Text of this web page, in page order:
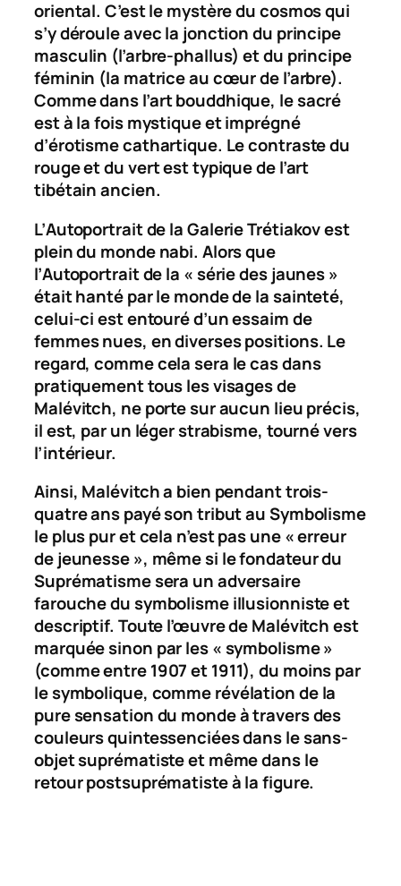
oriental. C’est le mystère du cosmos qui
s’y déroule avec la jonction du principe
masculin (l’arbre-phallus) et du principe
féminin (la matrice au cœur de l’arbre).
Comme dans l’art bouddhique, le sacré
est à la fois mystique et imprégné
d’érotisme cathartique. Le contraste du
rouge et du vert est typique de l’art
tibétain ancien.
L’Autoportraitde la Galerie Trétiakov est
plein du monde nabi. Alors que
l’Autoportraitde la « série des jaunes »
était hanté par le monde de la sainteté,
celui-ci est entouré d’un essaim de
femmes nues, en diverses positions. Le
regard, comme cela sera le cas dans
pratiquement tous les visages de
Malévitch, ne porte sur aucun lieu précis,
il est, par un léger strabisme, tourné vers
l’intérieur.
Ainsi, Malévitch a bien pendant trois-
quatre ans payé son tribut au Symbolisme
le plus pur et cela n’est pas une « erreur
de jeunesse », même si le fondateur du
Suprématisme sera un adversaire
farouche du symbolisme illusionniste et
descriptif. Toute l’œuvre de Malévitch est
marquée sinon par les « symbolisme »
(comme entre 1907 et 1911), du moins par
le symbolique, comme révélation de la
pure sensation du monde à travers des
couleurs quintessenciées dans le sans-
objet suprématiste et même dans le
retour postsuprématiste à la figure.